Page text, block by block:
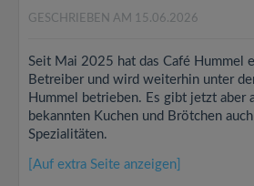
GESCHRIEBEN AM 15.06.2026
Seit Mai 2025 hat das Café Hummel
Betreiber und wird weiterhin unter
Hummel betrieben. Es gibt jetzt aber
bekannten Kuchen und Brötchen
Spezialitäten.
[Auf extra Seite anzeigen]